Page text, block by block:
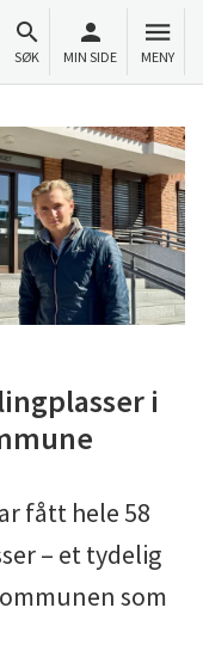
SØK MIN SIDE MENY
i
fått hele 58
– et tydelig
som